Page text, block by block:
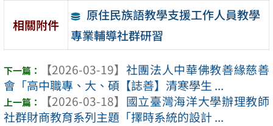
相關附件
原住民族語教學支援工作人員教學
專業輔導社群研習
【2026-03-19】 社團法人中華佛教善緣慈善
會「高中職專、大、碩【誌善】清寒學生 ...
【2026-03-18】 國立臺灣海洋大學辦理教師
社群財商教育系列主題「擇時系統的設計 ...